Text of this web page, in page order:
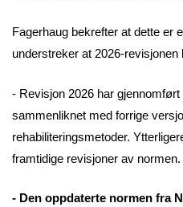
Fagerhaug bekrefter at dette er
understreker at 2026-revisjonen
- Revisjon 2026 har
sammenliknet med forrige
rehabiliteringsmetoder.
framtidige revisjoner av normen.
- Den oppdaterte normen fra